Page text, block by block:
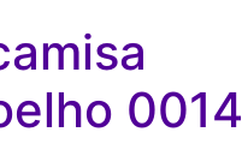
0014